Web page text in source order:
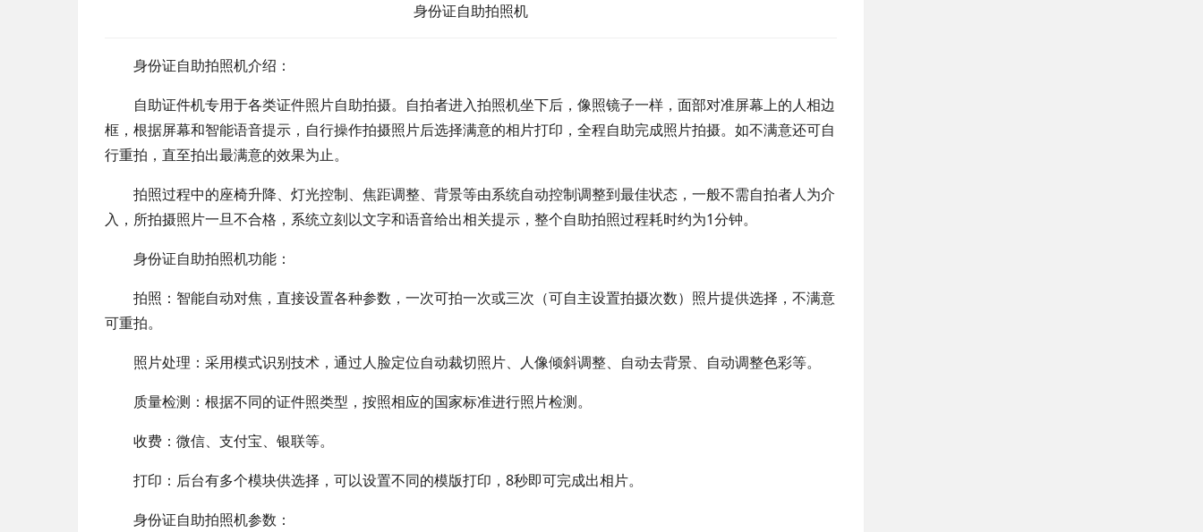
身份证自助拍照机
身份证自助拍照机介绍：
自助证件机专用于各类证件照片自助拍摄。自拍者进入拍照机坐下后，像照镜子一样，面部对准屏幕上的人相边
框，根据屏幕和智能语音提示，自行操作拍摄照片后选择满意的相片打印，全程自助完成照片拍摄。如不满意还可自
行重拍，直至拍出最满意的效果为止。
拍照过程中的座椅升降、灯光控制、焦距调整、背景等由系统自动控制调整到最佳状态，一般不需自拍者人为介
入，所拍摄照片一旦不合格，系统立刻以文字和语音给出相关提示，整个自助拍照过程耗时约为1分钟。
身份证自助拍照机功能：
拍照：智能自动对焦，直接设置各种参数，一次可拍一次或三次（可自主设置拍摄次数）照片提供选择，不满意
可重拍。
照片处理：采用模式识别技术，通过人脸定位自动裁切照片、人像倾斜调整、自动去背景、自动调整色彩等。
质量检测：根据不同的证件照类型，按照相应的国家标准进行照片检测。
收费：微信、支付宝、银联等。
打印：后台有多个模块供选择，可以设置不同的模版打印，8秒即可完成出相片。
身份证自助拍照机参数：